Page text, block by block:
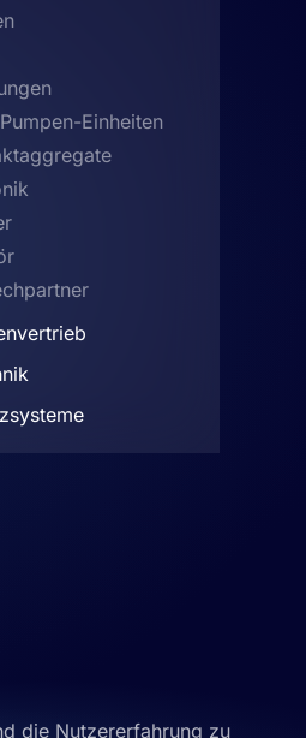
Einheiten
die Nutzererfahrung zu